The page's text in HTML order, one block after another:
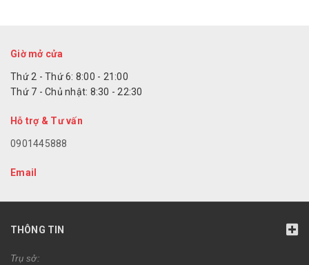
Giờ mở cửa
Thứ 2 - Thứ 6: 8:00 - 21:00
Thứ 7 - Chủ nhật: 8:30 - 22:30
Hỗ trợ & Tư vấn
0901445888
Email
THÔNG TIN
Trụ sở: